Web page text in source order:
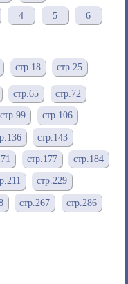
4 5 6
стр.18 стр.25
стр.65 стр.72
стр.99 стр.106
стр.143
стр.177 стр.184
стр.229
стр.267 стр.286